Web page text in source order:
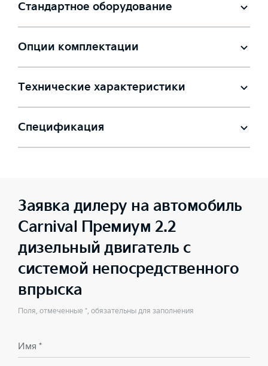
Стандартное оборудование
Опции комплектации
Технические характеристики
Спецификация
Заявка дилеру на автомобиль
Carnival Премиум 2.2
дизельный двигатель с
системой непосредственного
впрыска
Поля, отмеченные *, обязательны для заполнения
Имя *